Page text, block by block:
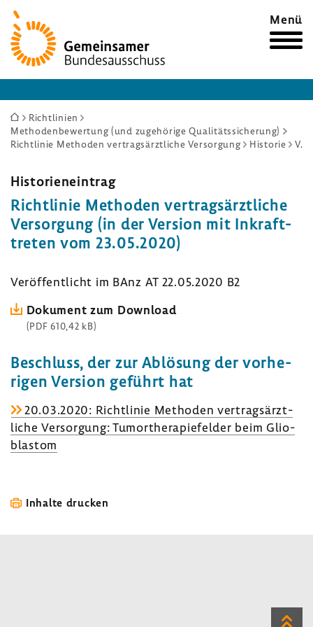
Zur
Startseite
Menü
Sie
sind
Richtlinien
Methodenbewertung (und zugehörige Qualitätssicherung)
Richtlinie Methoden vertragsärztliche Versorgung
Historie Version mit Inkrafttreten vom 23.05.2020
Histo­ri­en­ein­trag
Richt­linie Methoden vertrags­ärzt­liche
Versor­gung (in der Version mit Inkraft­
treten vom 23.05.2020)
Veröf­fent­licht im BAnz AT 22.05.2020 B2
Doku­ment zum Down­load
(PDF 610,42 kB)
Beschluss, der zur Ablö­sung der vorhe­
rigen Version geführt hat
20.03.2020: Richt­linie Methoden vertrags­ärzt­
liche Versor­gung: Tumor­the­ra­pie­felder beim Glio­
blastom
Inhalte drucken
Zum